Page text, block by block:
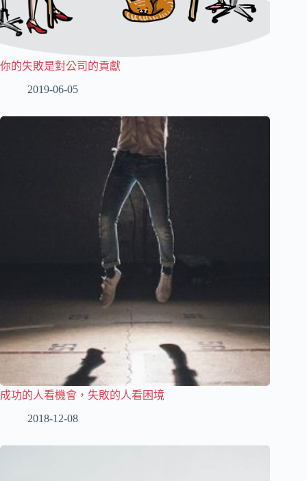
你的失敗是對公司的貢獻
2019-06-05
成功的人看機會，失敗的人看困境
2018-12-08